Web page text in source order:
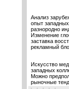
Анализ
опыт
разнородно
Изменение
заставка
рекламный
Искусство
западных
Можно
рыночные